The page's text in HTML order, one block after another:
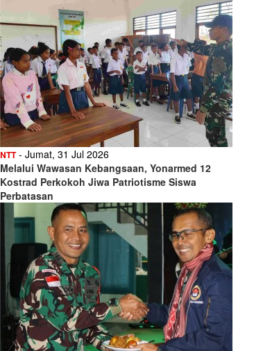
NTT- Jumat, 31 Jul 2026
Melalui Wawasan Kebangsaan, Yonarmed 12
Kostrad Perkokoh Jiwa Patriotisme Siswa
Perbatasan